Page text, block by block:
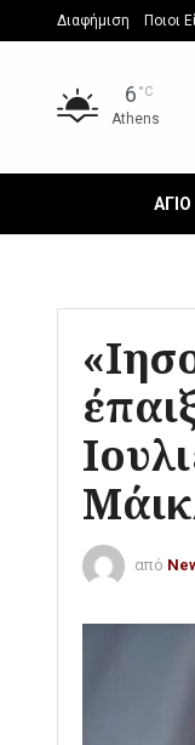
Διαφήμιση Ποιοι
6 °C
Athens
από